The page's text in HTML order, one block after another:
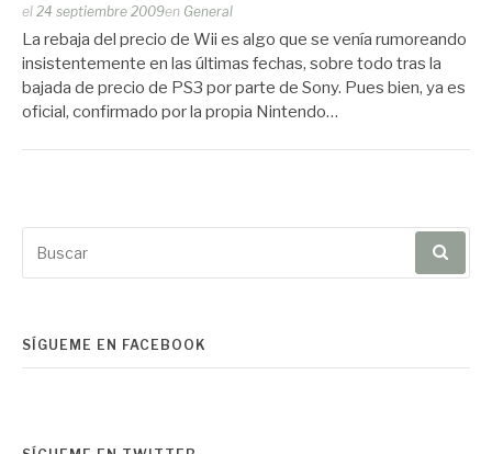
Publicado
por
Zootropo
el 24 septiembre 2009en General
La rebaja del precio de Wii es algo que se venía rumoreando
insistentemente en las últimas fechas, sobre todo tras la
bajada de precio de PS3 por parte de Sony. Pues bien, ya es
oficial, confirmado por la propia Nintendo…
por:
SÍGUEME EN FACEBOOK